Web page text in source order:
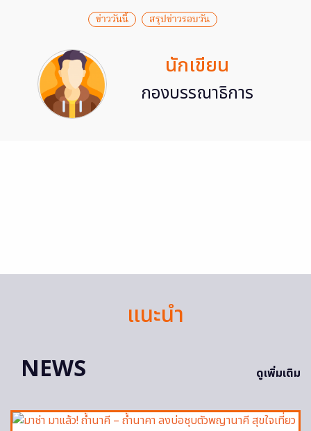
ข่าววันนี้ สรุปข่าวรอบวัน
นักเขียน
กองบรรณาธิการ
แนะนำ
NEWS
ดูเพิ่มเติม